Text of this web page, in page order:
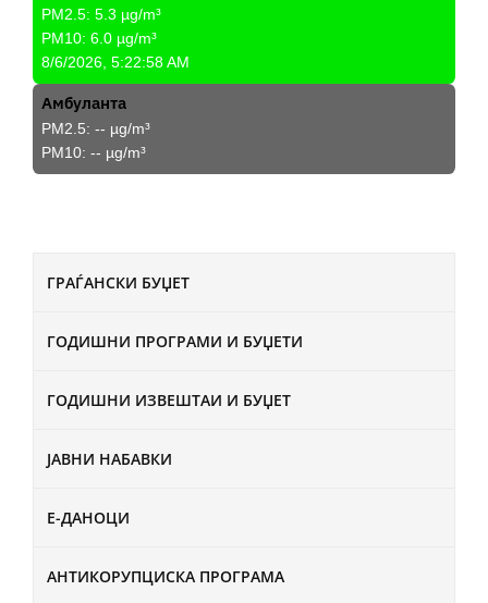
ГРАЃАНСКИ БУЏЕТ
ГОДИШНИ ПРОГРАМИ И БУЏЕТИ
ГОДИШНИ ИЗВЕШТАИ И БУЏЕТ
ЈАВНИ НАБАВКИ
Е-ДАНОЦИ
АНТИКОРУПЦИСКА ПРОГРАМА
PM2.5: 5.3 µg/m³
PM10: 6.0 µg/m³
8/6/2026, 5:22:58 AM
Амбуланта
PM2.5: -- µg/m³
PM10: -- µg/m³